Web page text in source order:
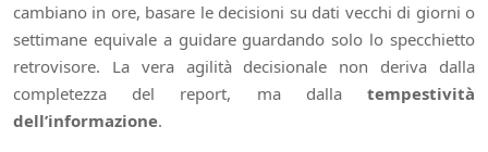
cambiano in ore, basare le decisioni su dati vecchi di giorni o
settimane equivale a guidare guardando solo lo specchietto
retrovisore. La vera agilità decisionale non deriva dalla
completezza del report, ma dalla tempestività
dell’informazione.